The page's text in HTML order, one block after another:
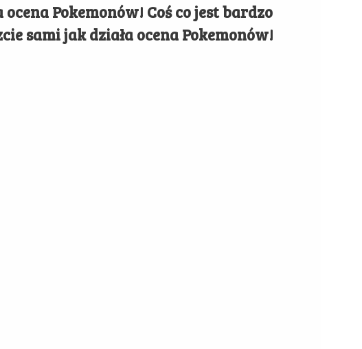
Pokemonów! Coś co jest bardzo
sami jak działa ocena Pokemonów!